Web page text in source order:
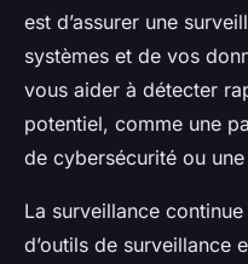
est d’assurer une
systèmes et de vos
vous aider à détecter
potentiel, comme une
de cybersécurité ou
La surveillance
d’outils de surveillance